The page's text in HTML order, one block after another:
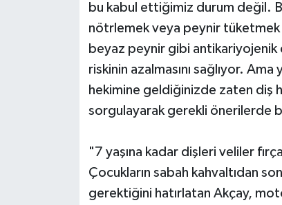
bu kabul ettiğimiz durum değil.
nötrlemek veya peynir
beyaz peynir gibi antikariyojenik
riskinin azalmasını sağlıyor.
hekimine geldiğinizde zaten diş
sorgulayarak gerekli önerilerde
"7 yaşına kadar dişleri veliler
Çocukların sabah kahvaltıdan
gerektiğini hatırlatan Akçay,